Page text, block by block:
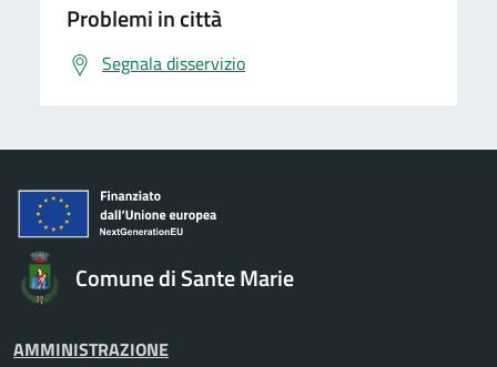
Problemi in città
Segnala disservizio
Comune di Sante Marie
AMMINISTRAZIONE